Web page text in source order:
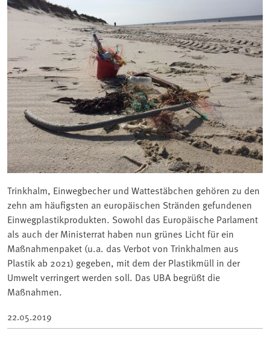
Trinkhalm, Einwegbecher und Wattestäbchen gehören zu den
zehn am häufigsten an europäischen Stränden gefundenen
Einwegplastikprodukten. Sowohl das Europäische Parlament
als auch der Ministerrat haben nun grünes Licht für ein
Maßnahmenpaket (u.a. das Verbot von Trinkhalmen aus
Plastik ab 2021) gegeben, mit dem der Plastikmüll in der
Umwelt verringert werden soll. Das UBA begrüßt die
Maßnahmen.
22.05.2019